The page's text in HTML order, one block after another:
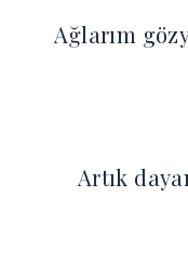
Ağlarım
Artık